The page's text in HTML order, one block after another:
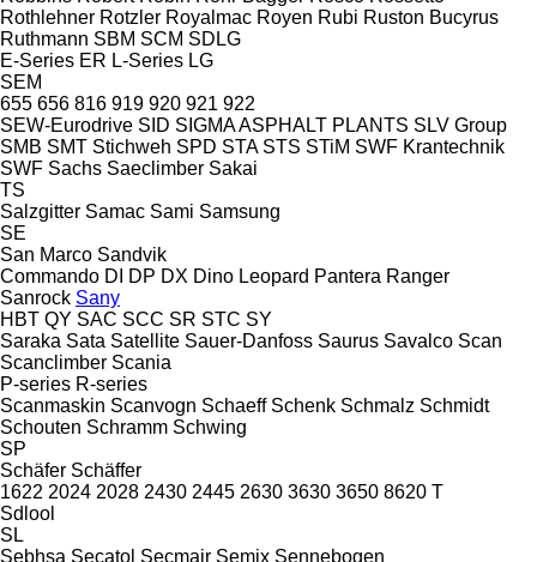
Rothlehner Rotzler Royalmac Royen Rubi Ruston Bucyrus
Ruthmann SBM SCM SDLG
E-Series ER L-Series LG
SEM
655 656 816 919 920 921 922
SEW-Eurodrive SID SIGMA ASPHALT PLANTS SLV Group
SMB SMT Stichweh SPD STA STS STiM SWF Krantechnik
SWF Sachs Saeclimber Sakai
TS
Salzgitter Samac Sami Samsung
SE
San Marco Sandvik
Commando DI DP DX Dino Leopard Pantera Ranger
Sanrock Sany
HBT QY SAC SCC SR STC SY
Saraka Sata Satellite Sauer-Danfoss Saurus Savalco Scan
Scanclimber Scania
P-series R-series
Scanmaskin Scanvogn Schaeff Schenk Schmalz Schmidt
Schouten Schramm Schwing
SP
Schäfer Schäffer
1622 2024 2028 2430 2445 2630 3630 3650 8620 T
Sdlool
SL
Sebhsa Secatol Secmair Semix Sennebogen